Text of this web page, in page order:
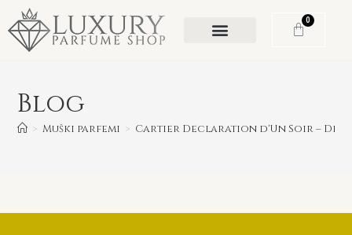
0
Blog
> Muški parfemi > Cartier Declaration d'Un Soir –